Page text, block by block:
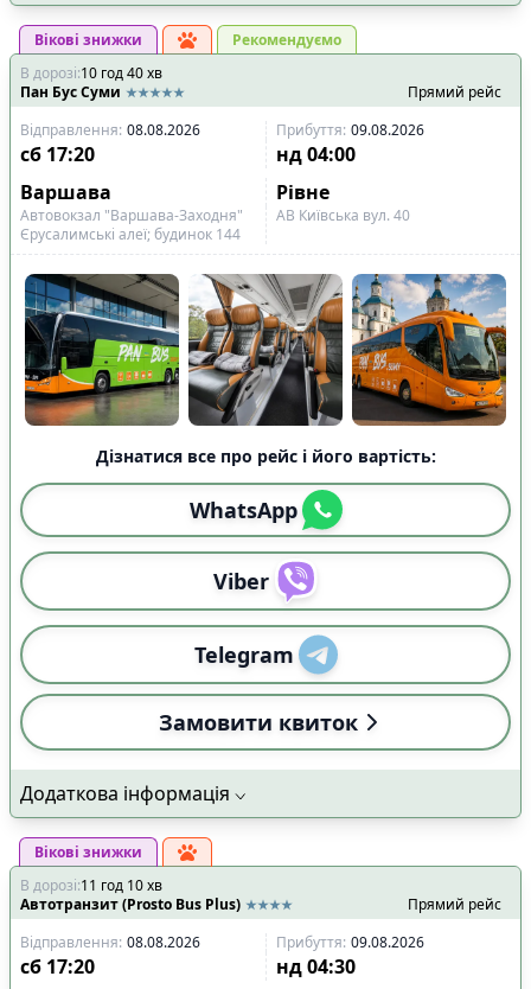
Вікові знижки
Рекомендуємо
В дорозі:10 год40хв
Пан Бус Суми
Прямий рейс
Відправлення: 08.08.2026 Прибуття: 09.08.2026
сб 17:20 нд 04:00
Варшава
Рівне
Автовокзал "Варшава-Заходня"
Єрусалимські алеї; будинок 144
АВ Київська вул. 40
Дізнатися все про рейс і його вартість:
WhatsApp
Viber
Telegram
Замовити квиток
Додаткова інформація
Вікові знижки
В дорозі:11 год 10хв
Автотранзит (Prosto Bus Plus)
Прямий рейс
Відправлення: 08.08.2026 Прибуття: 09.08.2026
сб 17:20 нд 04:30